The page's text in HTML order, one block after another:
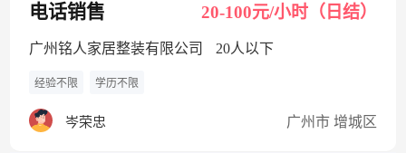
电话销售 20-100元/小时（日结）
广州铭人家居整装有限公司 20人以下
经验不限 学历不限
岑荣忠 广州市 增城区